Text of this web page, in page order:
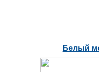
Белый